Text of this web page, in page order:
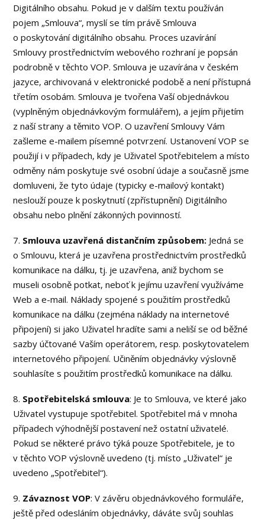
Digitálního obsahu. Pokud je v dalším textu používán
pojem „Smlouva“, myslí se tím právě Smlouva
o poskytování digitálního obsahu. Proces uzavírání
Smlouvy prostřednictvím webového rozhraní je popsán
podrobně v těchto VOP. Smlouva je uzavírána v českém
jazyce, archivovaná v elektronické podobě a není přístupná
třetím osobám. Smlouva je tvořena Vaší objednávkou
(vyplněným objednávkovým formulářem), a jejím přijetím
z naší strany a těmito VOP. O uzavření Smlouvy Vám
zašleme e-mailem písemné potvrzení. Ustanovení VOP se
použijí i v případech, kdy je Uživatel Spotřebitelem a místo
odměny nám poskytuje své osobní údaje a současně jsme
domluveni, že tyto údaje (typicky e-mailový kontakt)
neslouží pouze k poskytnutí (zpřístupnění) Digitálního
obsahu nebo plnění zákonných povinností.
7. Smlouva uzavřená distančním způsobem: Jedná se
o Smlouvu, která je uzavřena prostřednictvím prostředků
komunikace na dálku, tj. je uzavřena, aniž bychom se
museli osobně potkat, neboť k jejímu uzavření využíváme
Web a e-mail. Náklady spojené s použitím prostředků
komunikace na dálku (zejména náklady na internetové
připojení) si jako Uživatel hradíte sami a neliší se od běžné
sazby účtované Vaším operátorem, resp. poskytovatelem
internetového připojení. Učiněním objednávky výslovně
souhlasíte s použitím prostředků komunikace na dálku.
8. Spotřebitelská smlouva: Je to Smlouva, ve které jako
Uživatel vystupuje spotřebitel. Spotřebitel má v mnoha
případech výhodnější postavení než ostatní uživatelé.
Pokud se některé právo týká pouze Spotřebitele, je to
v těchto VOP výslovně uvedeno (tj. místo „Uživatel“ je
uvedeno „Spotřebitel“).
9. Závaznost VOP: V závěru objednávkového formuláře,
ještě před odesláním objednávky, dáváte svůj souhlas